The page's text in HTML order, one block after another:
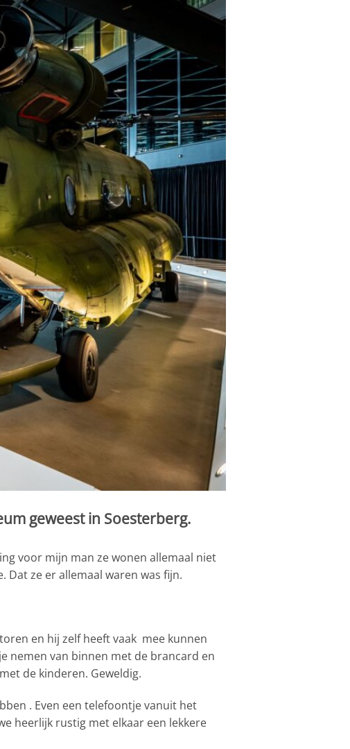
geweest in Soesterberg.
voor mijn man ze wonen allemaal niet
Dat ze er allemaal waren was fijn.
en hij zelf heeft vaak mee kunnen
nemen van binnen met de brancard en
de kinderen. Geweldig.
. Even een telefoontje vanuit het
heerlijk rustig met elkaar een lekkere